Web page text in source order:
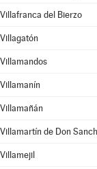
Villafranca del Bierzo
Villagatón
Villamandos
Villamanín
Villamañán
Villamartín de Don
Villamejil